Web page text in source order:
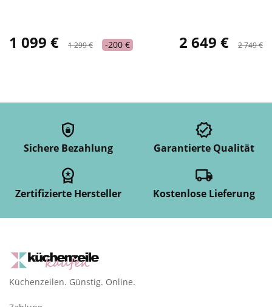
1 099 € 1 299 € -200 € 2 649 € 2 749 €
Sichere Bezahlung Garantierte Qualität
Zertifizierte Hersteller Kostenlose Lieferung
Küchenzeilen. Günstig. Online.